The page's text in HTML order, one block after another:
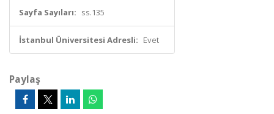
Sayfa Sayıları: ss.135
İstanbul Üniversitesi Adresli: Evet
Paylaş